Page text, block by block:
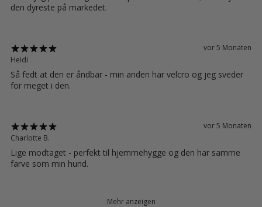
den dyreste på markedet.
vor 5 Monaten
Heidi
Så fedt at den er åndbar - min anden har velcro og jeg sveder
for meget i den.
vor 5 Monaten
Charlotte B.
Lige modtaget - perfekt til hjemmehygge og den har samme
farve som min hund.
Mehr anzeigen